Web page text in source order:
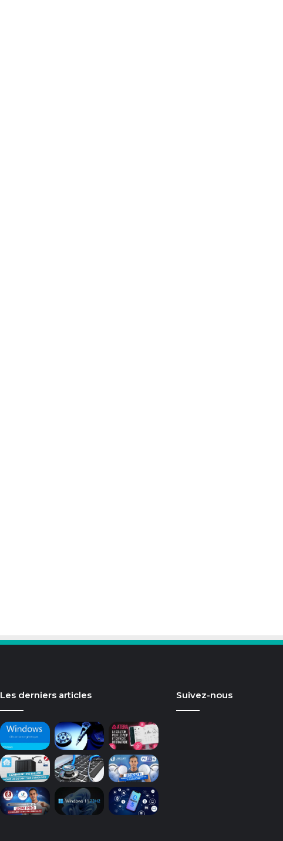
Les derniers articles Suivez-nous